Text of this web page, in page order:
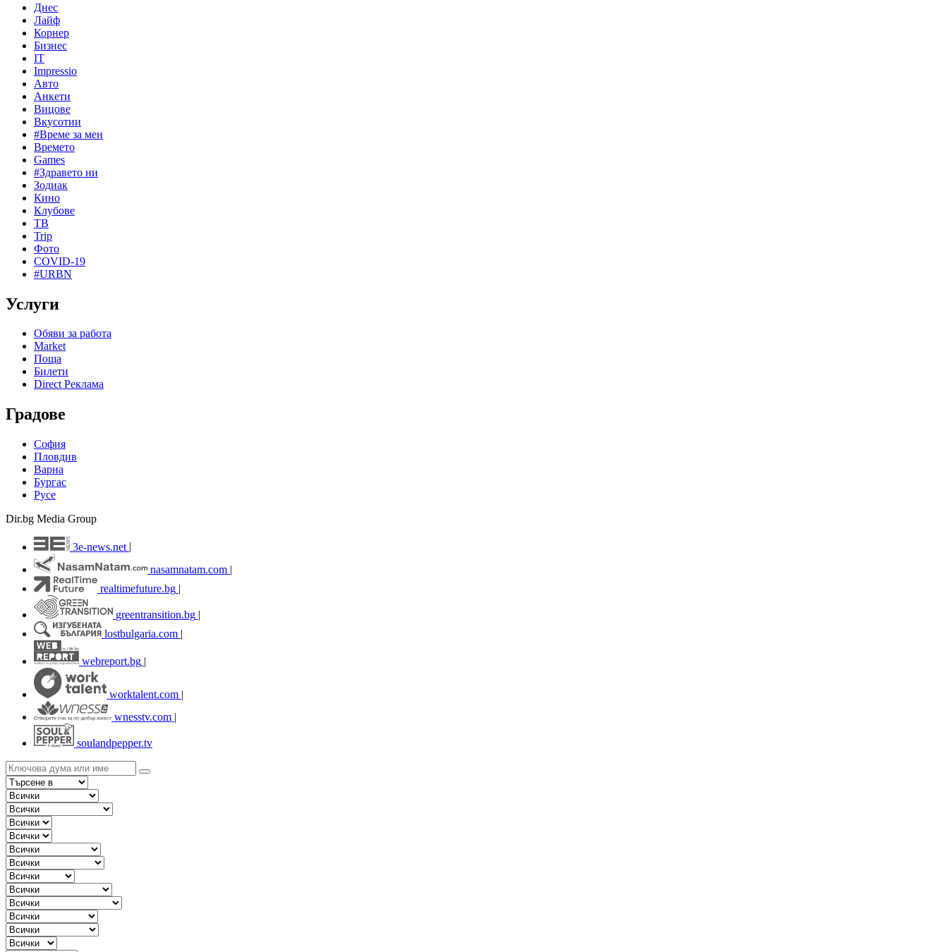
Днес
Лайф
Корнер
Бизнес
IT
Impressio
Авто
Анкети
Вицове
Вкусотии
#Време за мен
Времето
Games
#Здравето ни
Зодиак
Кино
Клубове
ТВ
Trip
Фото
COVID-19
#URBN
Услуги
Обяви за работа
Market
Поща
Билети
Direct Реклама
Градове
София
Пловдив
Варна
Бургас
Русе
Dir.bg Media Group
3e-news.net
nasamnatam.com |
realtimefuture.bg |
greentransition.bg |
lostbulgaria.com |
webreport.bg |
worktalent.com |
wnesstv.com |
soulandpepper.tv